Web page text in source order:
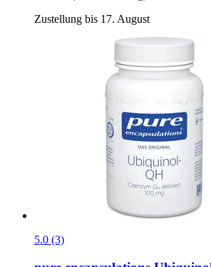
Zustellung bis 17. August
5.0 (3)